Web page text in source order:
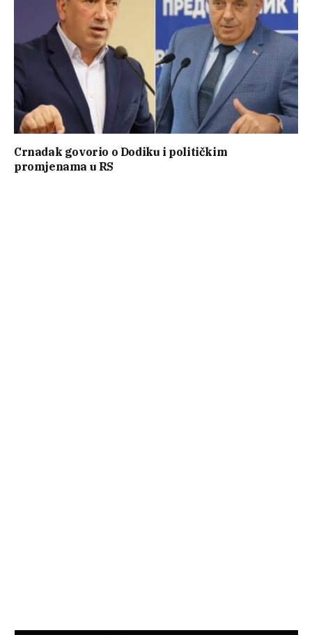
Crnadak govorio o Dodiku i političkim
promjenama u RS